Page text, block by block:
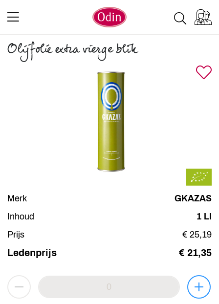
Olijfolie extra vierge blik
Merk
GKAZAS
Inhoud
1 LI
Prijs
€ 25,19
Ledenprijs € 21,35